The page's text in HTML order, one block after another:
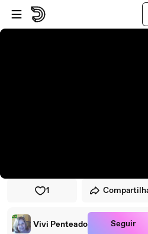
Pular para o player
Ir para o conteúdo principal
1
Vivi Penteado Seguir